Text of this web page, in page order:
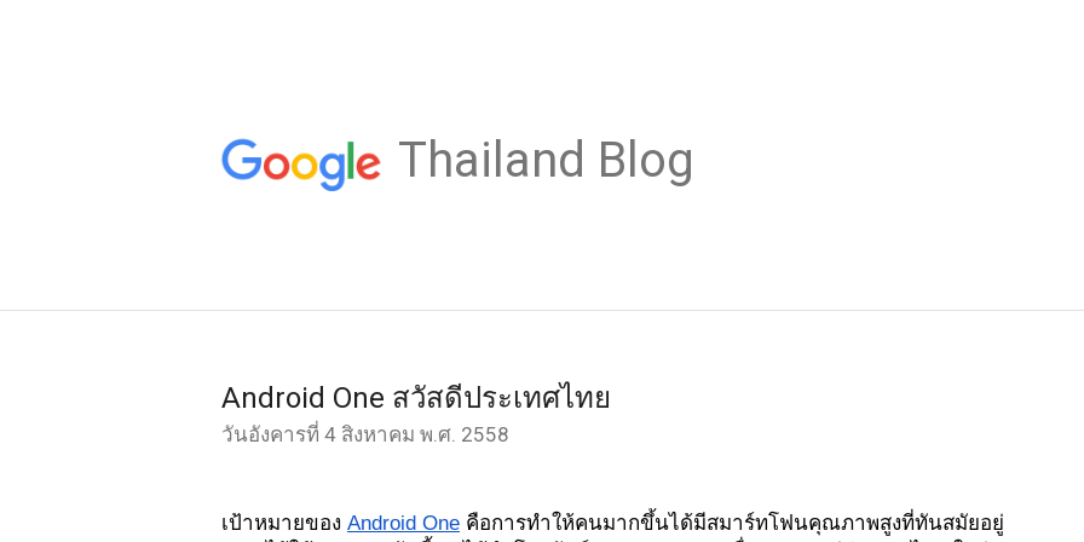
Thailand Blog
Android One สวัสดีประเทศไทย
วันอังคารที่ 4 สิงหาคม พ.ศ. 2558
เป้าหมายของ Android One คือการทำให้คนมากขึ้นได้มีสมาร์ทโฟนคุณภาพสูงที่ทันสมัยอยู่